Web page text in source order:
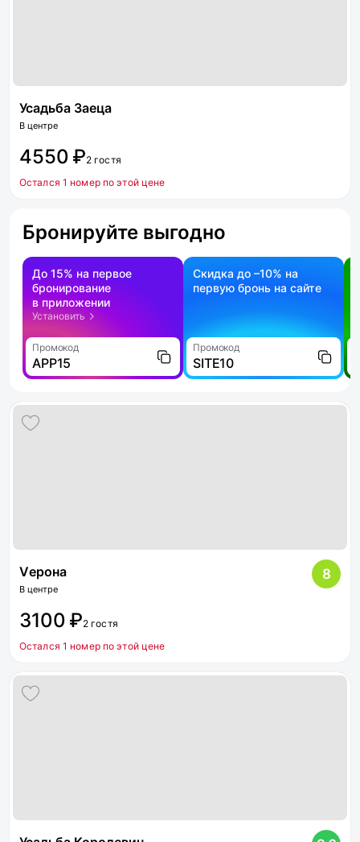
Усадьба Заеца
В центре
4550 ₽2 гостя
Остался 1 номер по этой цене
Бронируйте выгодно
До 15% на первое
бронирование
в приложении
Установить
Промокод
APP15
Скидка до –10% на
первую бронь на сайте
Промокод
SITE10
Vерона
В центре
8
3100 ₽2 гостя
Остался 1 номер по этой цене